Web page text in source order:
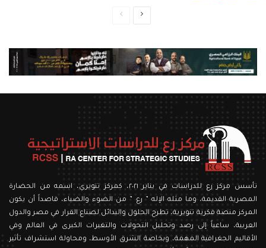
الصفحةالصفحة
تأسس مركز رع للدراسات في يناير ٢٠٢١، كمركز تنويري، اسمه من الحضارة
المصرية القديمة، وما مثله الإله ” رع ” من الضوء والضياء، قاصداً أن يكون
المركز منصة فكرية تنويرية، تطرح الحلول والبدائل لصناع القرار في مصر والدول
العربية، ساعياً إلى رصد وتحليل التحولات والتغيرات الكبرى في العالم وفي
الأقاليم الجغرافية المهمة، وبخاصة الشرق الأوسط، ومحاولة استشراف تأثير